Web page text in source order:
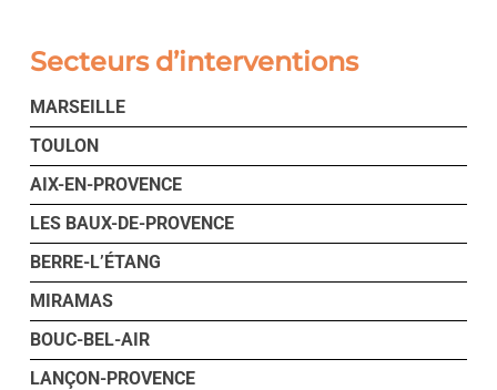
Secteurs d’interventions
MARSEILLE
TOULON
AIX-EN-PROVENCE
LES BAUX-DE-PROVENCE
BERRE-L’ÉTANG
MIRAMAS
BOUC-BEL-AIR
LANÇON-PROVENCE